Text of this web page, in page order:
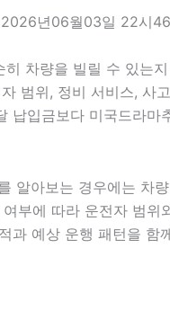
2026년06월03일 22시
차량을 빌릴 수 있는
범위, 정비 서비스,
납입금보다 미국드라
알아보는 경우에는 차
부에 따라 운전자 범
과 예상 운행 패턴을